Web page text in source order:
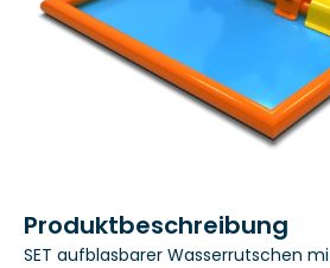
Produktbeschreibung
SET aufblasbarer Wasserrutschen